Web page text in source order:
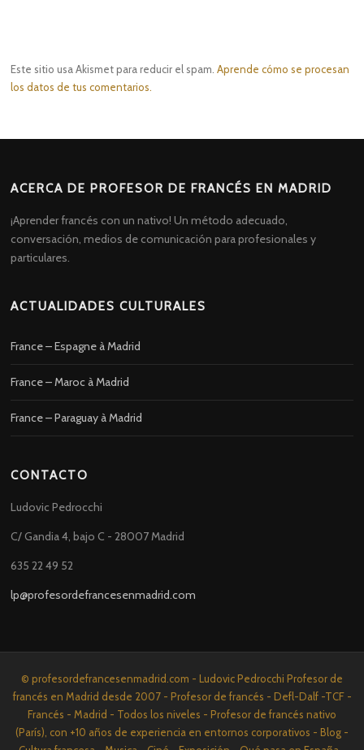
Este sitio usa Akismet para reducir el spam.Aprende cómo se procesan
los datos de tus comentarios.
ACERCA DE PROFESOR DE FRANCÉS EN MADRID
¡Aprender francés con un nativo! Un método adecuado,
conversación, medios de comunicación para profesionales y
particulares.
ACTUALIDADES CULTURALES
France – Espagne à Madrid
France – Maroc à Madrid
France – Paraguay à Madrid
CONTACTO
Ludovic Pedrocchi
C/ Gandia 4, bajo C - 28007 Madrid
635 22 49 52
lp@profesordefrancesenmadrid.com
© profesordefrancesenmadrid.com - Ludovic Pedrocchi Profesor de
francés en Madrid desde 2007 - Profesor de francés - Defl-Dalf -TCF -
Francés - Madrid - Todos los niveles - Profesor de francés nativo
(París), con +10 años de experiencia en entornos corporativos - Blog -